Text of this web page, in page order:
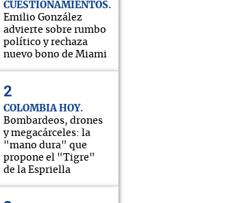
CUESTIONAMIENTOS
Emilio González
advierte sobre rumbo
político y rechaza
nuevo bono de Miami
COLOMBIA HOY
Bombardeos, drones
y megacárceles: la
"mano dura" que
propone el "Tigre"
de la Espriella